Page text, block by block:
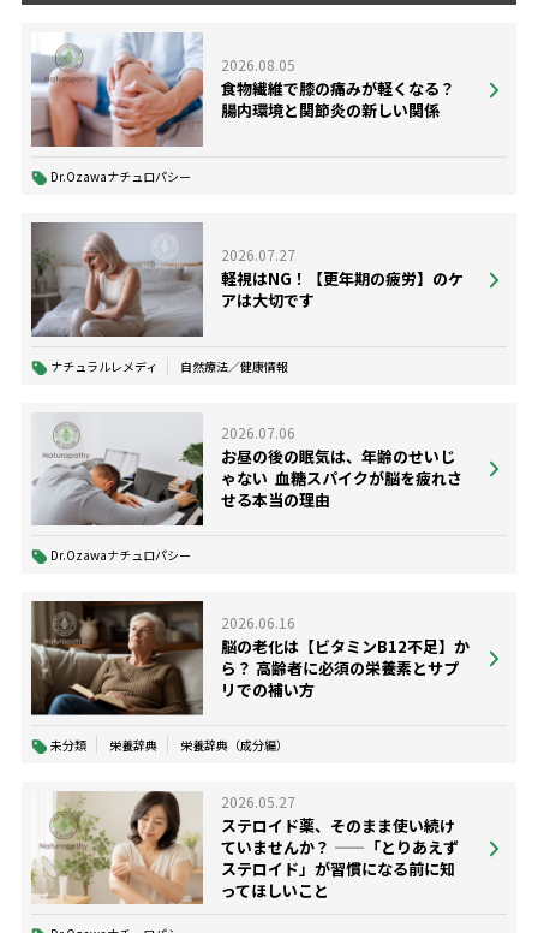
2026.08.05
食物繊維で膝の痛みが軽くなる？
腸内環境と関節炎の新しい関係
Dr.Ozawaナチュロパシー
2026.07.27
軽視はNG！【更年期の疲労】のケ
アは大切です
ナチュラルレメディ 自然療法／健康情報
2026.07.06
お昼の後の眠気は、年齢のせいじ
ゃない ―― 血糖スパイクが脳を疲れさ
せる本当の理由
Dr.Ozawaナチュロパシー
2026.06.16
脳の老化は【ビタミンB12不足】か
ら？ 高齢者に必須の栄養素とサプ
リでの補い方
未分類 栄養辞典 栄養辞典（成分編）
2026.05.27
ステロイド薬、そのまま使い続け
ていませんか？ ——「とりあえず
ステロイド」が習慣になる前に知
ってほしいこと